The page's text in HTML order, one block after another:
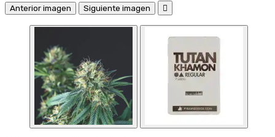
Anterior imagen Siguiente imagen 